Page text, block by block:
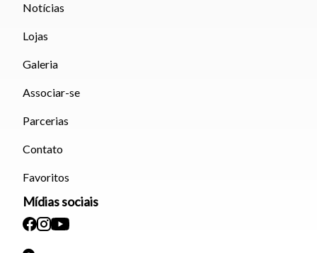
Notícias
Lojas
Galeria
Associar-se
Parcerias
Contato
Favoritos
Mídias sociais